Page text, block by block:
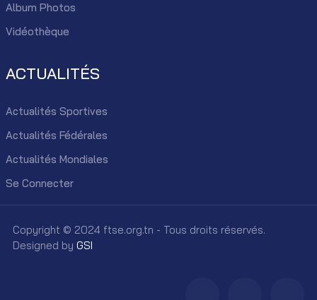
Album Photos
Vidéothèque
ACTUALITÉS
Actualités Sportives
Actualités Fédérales
Actualités Mondiales
Se Connecter
Copyright © 2024 ftse.org.tn - Tous droits réservés.
Designed by GSI